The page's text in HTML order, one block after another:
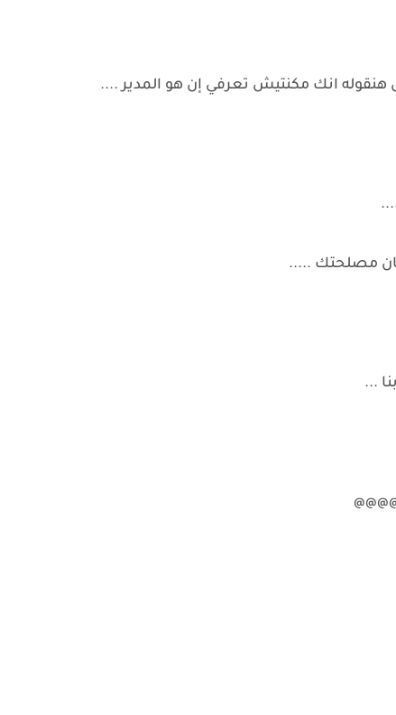
هنقوله انك مكنتيش تعرفي إن هو المدير ....
مصلحتك .....
...